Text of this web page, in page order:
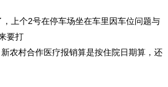
上个2号在停车场坐在车里因车位问题与
要打
农村合作医疗报销算是按住院日期算，还